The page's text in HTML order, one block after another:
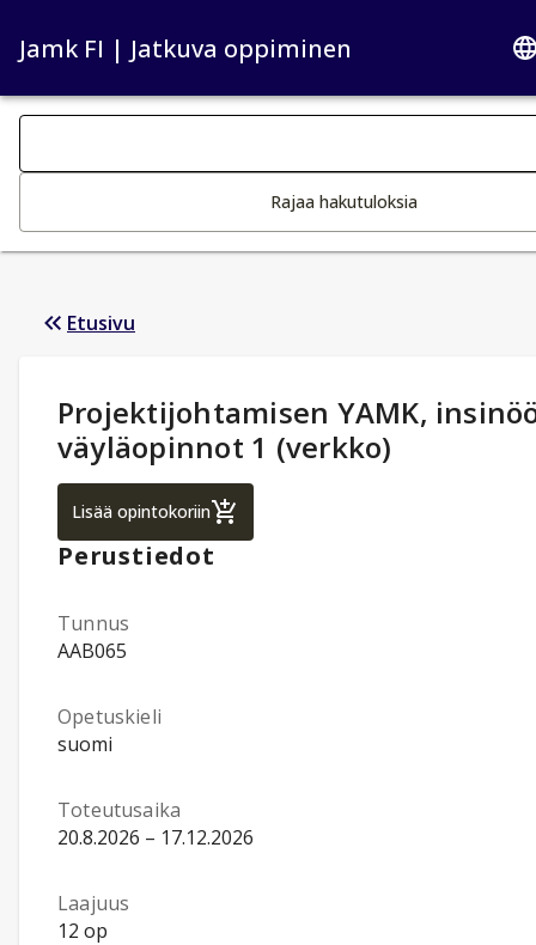
Jamk FI | Jatkuva oppiminen
Haku kategoriat
Rajaa hakutuloksia
Etusivu
Opintotiedot:
Projektijohtamisen YAMK,
väyläopinnot 1 (verkko)
Lisää opintokoriinProjektijohtamisen YAMK, insinööri,
Perustiedot
Tunnus
AAB065
Opetuskieli
suomi
Toteutusaika
20.8.2026 – 17.12.2026
Laajuus
12 op